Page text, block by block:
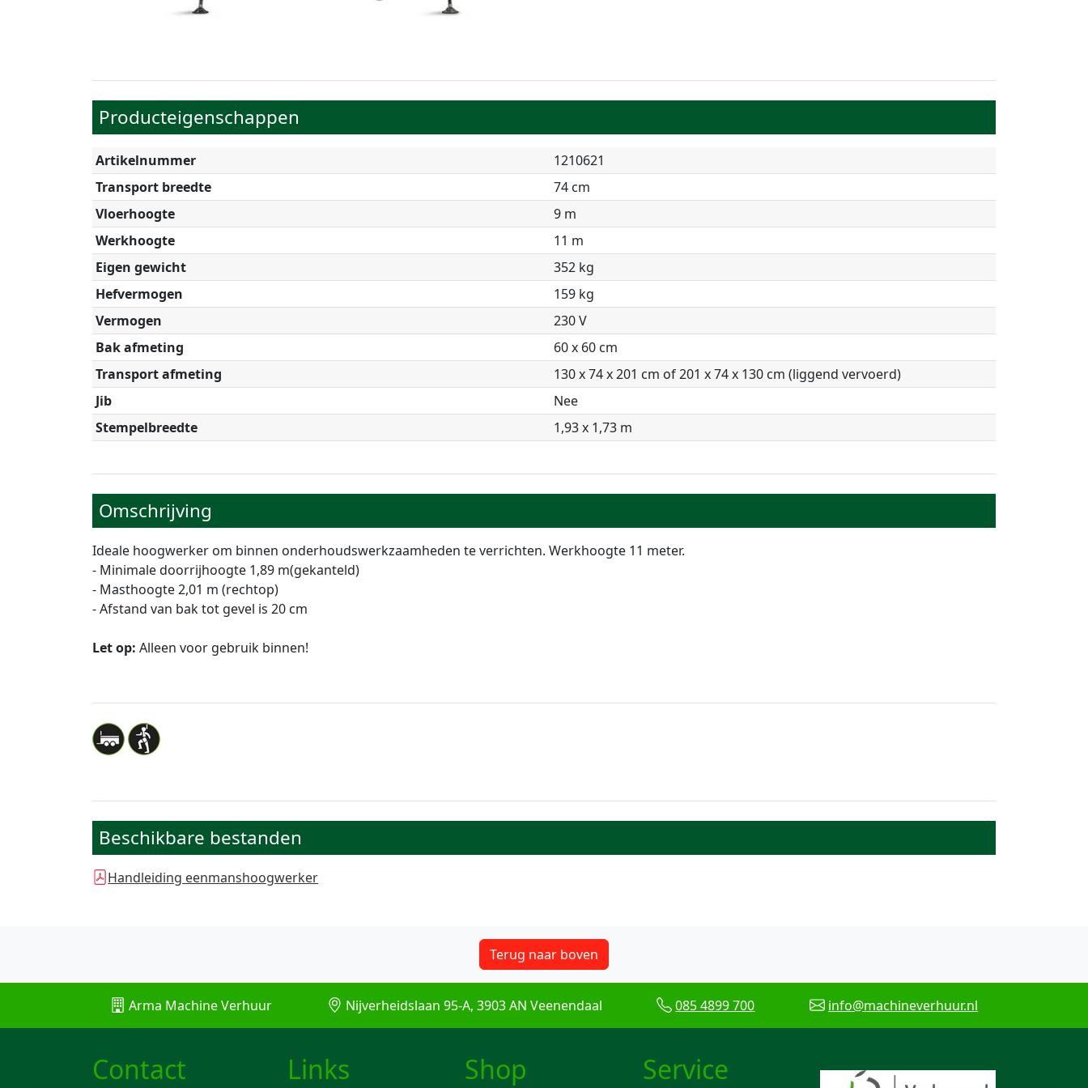
Producteigenschappen
Artikelnummer
1210621
Transport breedte
74 cm
Vloerhoogte
9 m
Werkhoogte
11 m
Eigen gewicht
352 kg
Hefvermogen
159 kg
Vermogen
230 V
Bak afmeting
60 x 60 cm
Transport afmeting
130 x 74 x 201 cm of 201 x 74 x 130 cm (liggend vervoerd)
Jib
Nee
Stempelbreedte
1,93 x 1,73 m
Omschrijving
Ideale hoogwerker om binnen onderhoudswerkzaamheden te verrichten. Werkhoogte 11 meter.
- Minimale doorrijhoogte 1,89 m(gekanteld)
- Masthoogte 2,01 m (rechtop)
- Afstand van bak tot gevel is 20 cm
Let op: Alleen voor gebruik binnen!
Beschikbare bestanden
Handleiding eenmanshoogwerker
Terug naar boven
Arma Machine Verhuur Nijverheidslaan 95-A, 3903 AN Veenendaal 085 4899 700 info@machineverhuur.nl
Contact Links Shop Service